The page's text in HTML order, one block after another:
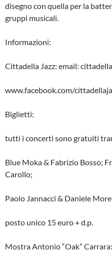
disegno con quella per la
gruppi musicali.
Informazioni:
Cittadella Jazz: email:
www.facebook.com/
Biglietti:
tutti i concerti sono gratuiti
Blue Moka & Fabrizio Bosso;
Carollo;
Paolo Jannacci & Daniele
posto unico 15 euro + d.p.
Mostra Antonio “Oak” Carrara: